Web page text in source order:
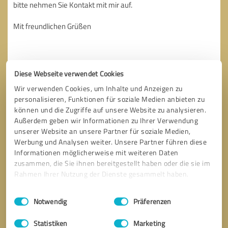
Diese Webseite verwendet Cookies
Wir verwenden Cookies, um Inhalte und Anzeigen zu
personalisieren, Funktionen für soziale Medien anbieten zu
können und die Zugriffe auf unsere Website zu analysieren.
Außerdem geben wir Informationen zu Ihrer Verwendung
unserer Website an unsere Partner für soziale Medien,
Werbung und Analysen weiter. Unsere Partner führen diese
Informationen möglicherweise mit weiteren Daten
zusammen, die Sie ihnen bereitgestellt haben oder die sie im
Rahmen Ihrer Nutzung der Dienste gesammelt haben.
Impressum Datenschutzbestimmungen
Einwilligungsauswahl
Notwendig Präferenzen
Statistiken Marketing
Nachricht senden